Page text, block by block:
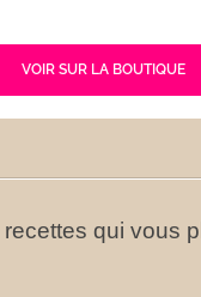
VOIR SUR LA BOUTIQUE
recettes qui vous